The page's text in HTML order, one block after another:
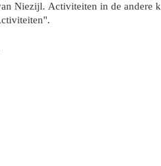
Niezijl. Activiteiten in de andere